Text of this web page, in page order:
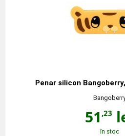
Penar silicon
51 ,23
în stoc